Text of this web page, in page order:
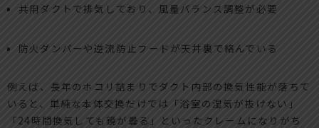
共用ダクトで排気しており、風量バランス調整が必要
防火ダンパーや逆流防止フードが天井裏で絡んでいる
例えば、長年のホコリ詰まりでダクト内部の換気性能が落ちて
いると、単純な本体交換だけでは「浴室の湿気が抜けない」
「24時間換気しても鏡が曇る」といったクレームになりがち